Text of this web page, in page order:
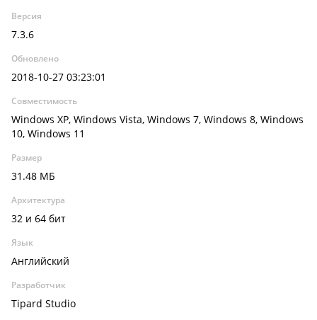
Версия
7.3.6
Обновлено
2018-10-27 03:23:01
Совместимость
Windows XP, Windows Vista, Windows 7, Windows 8, Windows
10, Windows 11
Размер
31.48 МБ
Архитектура
32 и 64 бит
Язык
Английский
Разработчик
Tipard Studio